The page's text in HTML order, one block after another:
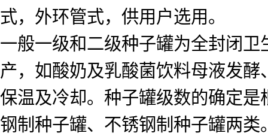
式，外环管式，供用户选用。
一般一级和二级种子罐为全封闭
产，如酸奶及乳酸菌饮料母液发
保温及冷却。种子罐级数的确定
钢制种子罐、不锈钢制种子罐两类